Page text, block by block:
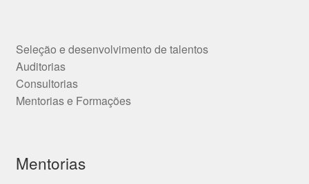
Seleção e desenvolvimento de talentos
Auditorias
Consultorias
Mentorias e Formações
Mentorias